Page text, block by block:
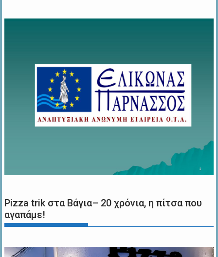
Pizza trik στα Βάγια– 20 χρόνια, η πίτσα που
αγαπάμε!